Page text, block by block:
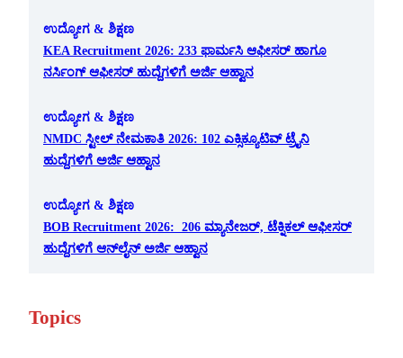
ಉದ್ಯೋಗ & ಶಿಕ್ಷಣ
KEA Recruitment 2026: 233 ಫಾರ್ಮಸಿ ಆಫೀಸರ್ ಹಾಗೂ
ನರ್ಸಿಂಗ್ ಆಫೀಸರ್ ಹುದ್ದೆಗಳಿಗೆ ಅರ್ಜಿ ಆಹ್ವಾನ
ಉದ್ಯೋಗ & ಶಿಕ್ಷಣ
NMDC ಸ್ಟೀಲ್ ನೇಮಕಾತಿ 2026: 102 ಎಕ್ಸಿಕ್ಯೂಟಿವ್ ಟ್ರೈನಿ
ಹುದ್ದೆಗಳಿಗೆ ಅರ್ಜಿ ಆಹ್ವಾನ
ಉದ್ಯೋಗ & ಶಿಕ್ಷಣ
BOB Recruitment 2026: 206 ಮ್ಯಾನೇಜರ್, ಟೆಕ್ನಿಕಲ್ ಆಫೀಸರ್
ಹುದ್ದೆಗಳಿಗೆ ಆನ್‌ಲೈನ್ ಅರ್ಜಿ ಆಹ್ವಾನ
Topics